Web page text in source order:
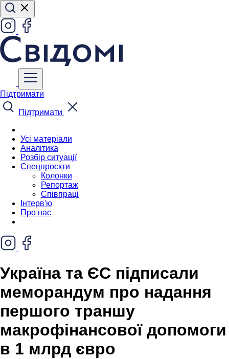
Підтримати
Підтримати
Усі матеріали
Аналітика
Розбір ситуації
Спецпроєкти
Колонки
Репортаж
Співпраці
Інтерв'ю
Про нас
Україна та ЄС підписали
меморандум про надання
першого траншу
макрофінансової допомоги
в 1 млрд євро